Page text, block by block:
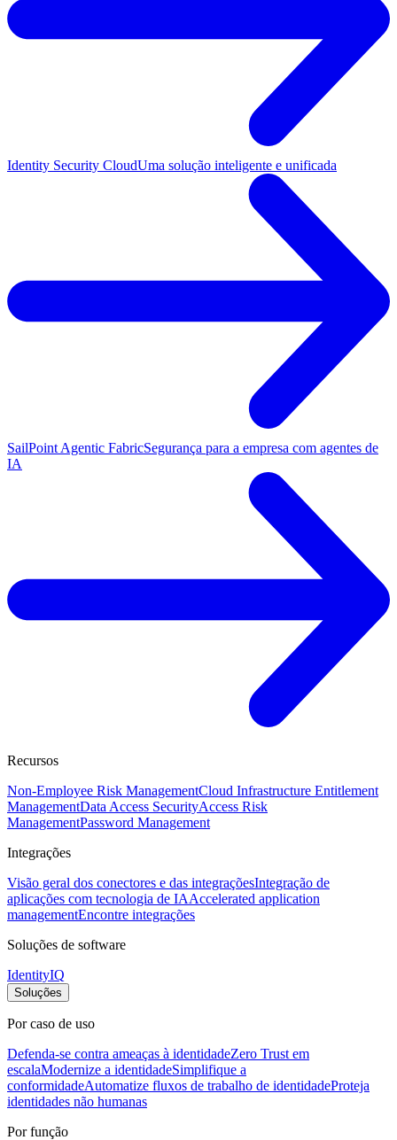
Identity Security CloudUma solução inteligente e unificada
SailPoint Agentic FabricSegurança para a empresa com agentes de
IA
Recursos
Non-Employee Risk ManagementCloud Infrastructure Entitlement
ManagementData Access SecurityAccess Risk
ManagementPassword Management
Integrações
Visão geral dos conectores e das integraçõesIntegração de
aplicações com tecnologia de IAAccelerated application
managementEncontre integrações
Soluções de software
IdentityIQ
Soluções
Por caso de uso
Defenda-se contra ameaças à identidadeZero Trust em
escalaModernize a identidadeSimplifique a
conformidadeAutomatize fluxos de trabalho de identidadeProteja
identidades não humanas
Por função